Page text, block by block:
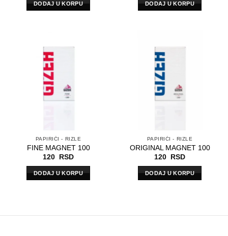
DODAJ U KORPU DODAJ U KORPU
PAPIRIĆI - RIZLE
FINE MAGNET 100
120
RSD
DODAJ U KORPU
PAPIRIĆI - RIZLE
ORIGINAL MAGNET 100
120
RSD
DODAJ U KORPU